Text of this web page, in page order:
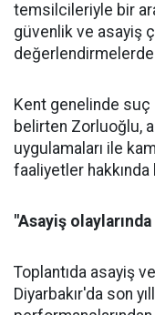
temsilcileriyle bir
güvenlik ve asayiş
Kent genelinde suç
belirten Zorluoğlu,
uygulamaları ile
faaliyetler
"Asayiş
Toplantıda asayiş
Diyarbakır'da son